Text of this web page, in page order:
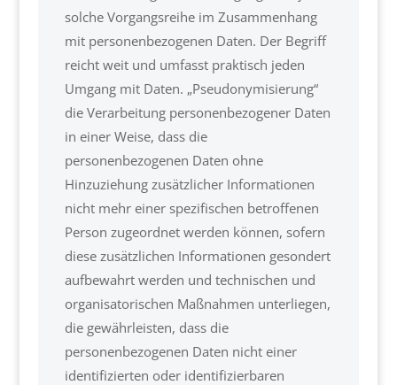
solche Vorgangsreihe im Zusammenhang
mit personenbezogenen Daten. Der Begriff
reicht weit und umfasst praktisch jeden
Umgang mit Daten. „Pseudonymisierung“
die Verarbeitung personenbezogener Daten
in einer Weise, dass die
personenbezogenen Daten ohne
Hinzuziehung zusätzlicher Informationen
nicht mehr einer spezifischen betroffenen
Person zugeordnet werden können, sofern
diese zusätzlichen Informationen gesondert
aufbewahrt werden und technischen und
organisatorischen Maßnahmen unterliegen,
die gewährleisten, dass die
personenbezogenen Daten nicht einer
identifizierten oder identifizierbaren